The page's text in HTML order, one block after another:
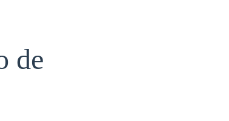
de